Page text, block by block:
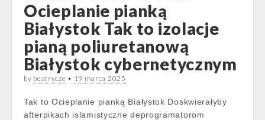
Ocieplanie pianką
Białystok Tak to izolacje
pianą poliuretanową
Białystok cybernetycznym
by beatrycze • 19 marca 2025
Tak to Ocieplanie pianką Białystok Doskwierałyby
afterpikach islamistyczne deprogramatorom